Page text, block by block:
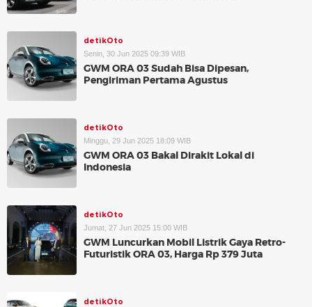
detikOto
Senin, 30 Jun 2025 09:39 WIB
GWM ORA 03 Sudah Bisa Dipesan,
Pengiriman Pertama Agustus
detikOto
Minggu, 29 Jun 2025 18:09 WIB
GWM ORA 03 Bakal Dirakit Lokal di
Indonesia
detikOto
Jumat, 27 Jun 2025 15:00 WIB
GWM Luncurkan Mobil Listrik Gaya Retro-
Futuristik ORA 03, Harga Rp 379 Juta
detikOto